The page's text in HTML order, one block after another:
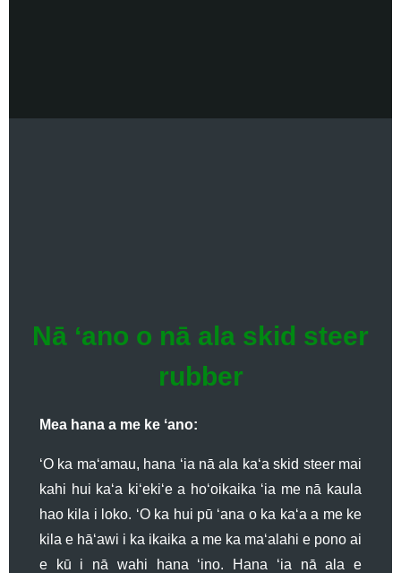
Nā ʻano o nā ala skid steer
rubber
Mea hana a me ke ʻano:
ʻO ka maʻamau, hana ʻia nā ala kaʻa skid steer mai
kahi hui kaʻa kiʻekiʻe a hoʻoikaika ʻia me nā kaula
hao kila i loko. ʻO ka hui pū ʻana o ka kaʻa a me ke
kila e hāʻawi i ka ikaika a me ka maʻalahi e pono ai
e kū i nā wahi hana ʻino. Hana ʻia nā ala e